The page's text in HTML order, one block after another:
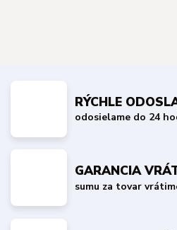
RÝCHLE
odosielame do 24
GARANCIA
sumu za tovar